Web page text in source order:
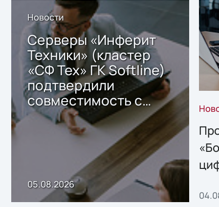
Новости
Серверы «Инферит
Техники» (кластер
«СФ Тех» ГК Softline)
подтвердили
совместимость с
решением Sharx
Storage 2.x для
хранения данных
05.08.2026